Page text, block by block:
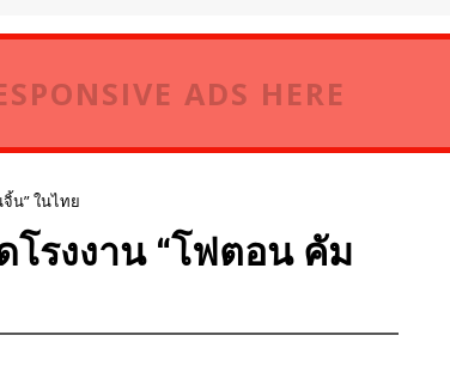
ADS HERE
น” ในไทย
รงงาน “โฟตอน คัม